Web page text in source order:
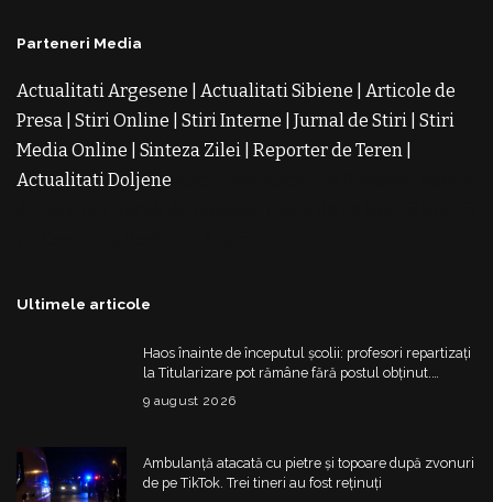
Parteneri Media
Actualitati Argesene Actualitati Sibiene
Articole de
Presa Stiri Online Stiri Interne Jurnal de Stiri Stiri
Media Online
Sinteza Zilei Reporter de Teren
Actualitati Doljene
Ultimele articole
Haos înainte de începutul școlii: profesori repartizați
la Titularizare pot rămâne fără postul obținut.
Ministerul schimbă regulile din 20 august
9 august 2026
Ambulanță atacată cu pietre și topoare după zvonuri
de pe TikTok. Trei tineri au fost reținuți